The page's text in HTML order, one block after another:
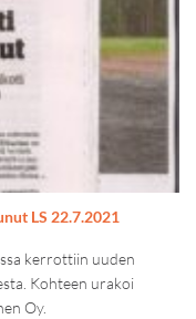
LS 22.7.2021
kerrottiin uuden
Kohteen urakoi
Oy.